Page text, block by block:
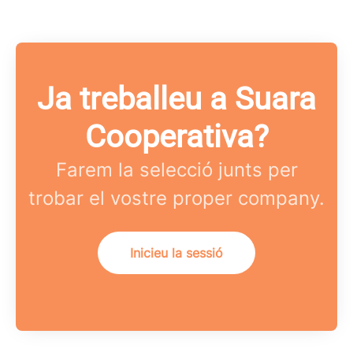
Ja treballeu a Suara
Cooperativa?
Farem la selecció junts per
trobar el vostre proper company.
Inicieu la sessió